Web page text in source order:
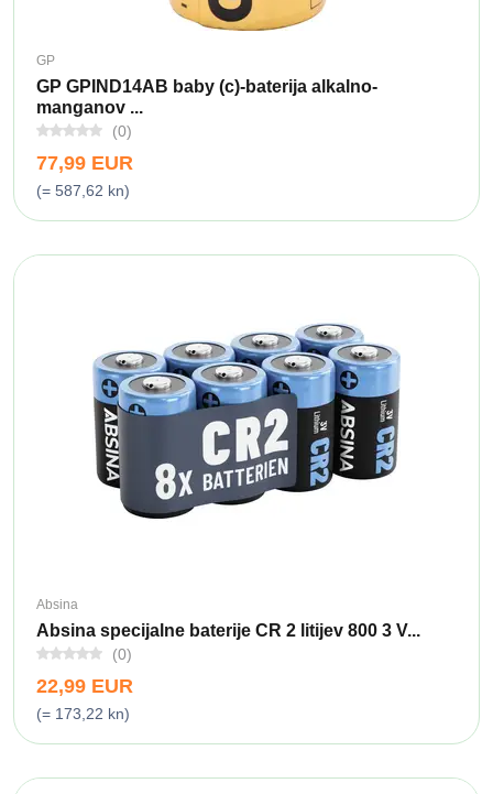
GP
GP GPIND14AB baby (c)-baterija alkalno-
manganov ...
(0)
77,99 EUR
(= 587,62 kn)
Absina
Absina specijalne baterije CR 2 litijev 800 3 V...
(0)
22,99 EUR
(= 173,22 kn)